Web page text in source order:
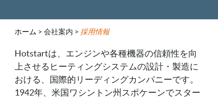
ホーム > 会社案内 > 採用情報
Hotstartは、エンジンや各種機器の信頼性を向
上させるヒーティングシステムの設計・製造に
おける、国際的リーディングカンパニーです。
1942年、米国ワシントン州スポケーンでスター